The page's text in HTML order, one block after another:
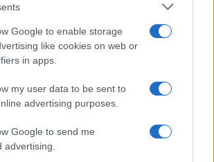
Google to enable storage
like cookies on web or
in apps.
my user data to be sent to
advertising purposes.
Google to send me
advertising.
ARTVA e gestione del
2026